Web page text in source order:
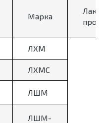
Марка
Лак
ЛХМ
ЛХМС
ЛШМ
ЛШМ-